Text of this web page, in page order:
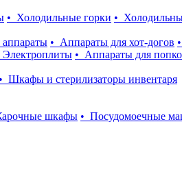
• Холодильные горки •
• Аппараты для хот-догов
Электроплиты • Аппараты для
• Шкафы и стерилизаторы инвентаря
шкафы • Посудомоечные